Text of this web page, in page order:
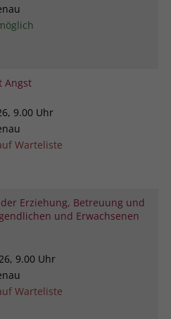
Angst
9.00 Uhr
Warteliste
Erziehung, Betreuung und
und Erwachsenen
9.00 Uhr
Warteliste